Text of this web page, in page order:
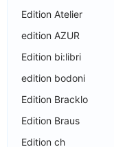
Edition Atelier
edition AZUR
Edition bi:libri
edition bodoni
Edition Bracklo
Edition Braus
Edition ch